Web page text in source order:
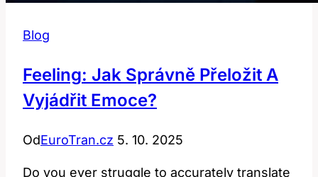
Blog
Feeling: Jak Správně Přeložit A
Vyjádřit Emoce?
OdEuroTran.cz 5. 10. 2025
Do you ever struggle to accurately translate